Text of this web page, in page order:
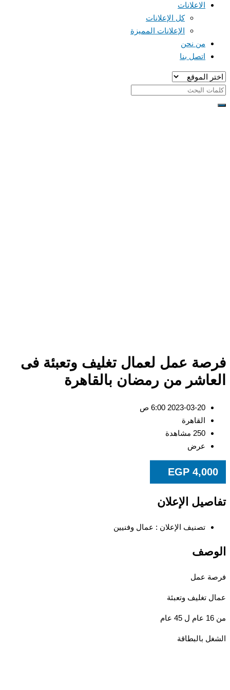
الاعلانات
كل الإعلانات
الإعلانات المميزة
من نحن
اتصل بنا
عمل لعمال تغليف وتعبئة فى
من رمضان بالقاهرة
2023-03-20 6:00 ص
القاهرة
250 مشاهدة
عرض
EGP
الإعلان
تصنيف الإعلان :عمال وفنيين
عمل
تغليف وتعبئة
بالبطاقة